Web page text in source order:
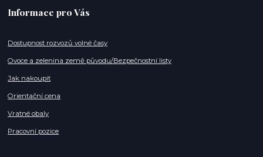
Informace pro Vás
Dostupnost rozvozů volné časy
Ovoce a zelenina země původu/Bezpečnostní listy
Jak nakoupit
Orientační cena
Vratné obaly
Pracovní pozice